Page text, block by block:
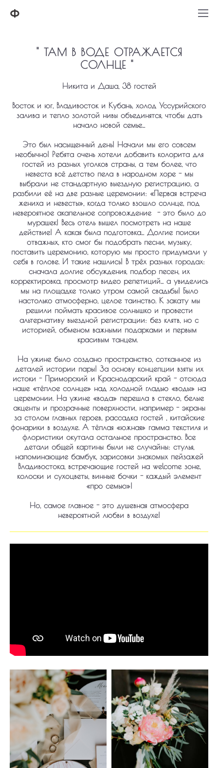
Ф
" ТАМ В ВОДЕ ОТРАЖАЕТСЯ
СОЛНЦЕ "
Никита и Даша, 38 гостей
Восток и юг, Владивосток и Кубань, холод Уссурийского
залива и тепло золотой нивы объединятся, чтобы дать
начало новой семье...
Это был насыщенный день! Начали мы его совсем
необычно! Ребята очень хотели добавить колорита для
гостей из разных уголков страны, а тем более, что
невеста всё детство пела в народном хоре - мы
выбрали не стандартную выездную регистрацию, а
разбили её на две разные церемонии: «Первая встреча
жениха и невесты», когда только взошло солнце, под
невероятное акапельное сопровождение - это было до
мурашек! Весь отель вышел посмотреть на наше
действие! А какая была подготовка... Долгие поиски
отважных, кто смог бы подобрать песни, музыку,
поставить церемонию, которую мы просто придумали у
себя в голове. И такие нашлись! В трёх разных городах:
сначала долгие обсуждения, подбор песен, их
корректировка, просмотр видео репетиций... а увиделись
мы на площадке только утром самой свадьбы! Было
настолько атмосферно, целое таинство. Кзакату мы
решили поймать красивое солнышко и провести
альтернативу выездной регистрации: без клятв, но с
историей, обменом важными подарками и первым
красивым танцем.
На ужине было создано пространство, сотканное из
деталей истории пары! За основу концепции взяты их
истоки - Приморский и Краснодарский край - отсюда
наше «тёплое солнце» над холодной гладью «воды» на
церемонии. На ужине «вода» перешла в стекло, белые
акценты и прозрачные поверхности, например - экраны
за столом главных героев, рассадка гостей , китайские
фонарики в воздухе. А тёплая «южная» гамма текстиля и
флористики окутала остальное пространство. Все
детали общей картины были не случайны: стулья,
напоминающие бамбук, зарисовки знакомых пейзажей
Владивостока, встречающие гостей на welcome зоне,
колоски и сухоцветы, винные бочки - каждый элемент
«про семью»!
Но, самое главное - это душевная атмосфера
невероятной любви в воздухе!